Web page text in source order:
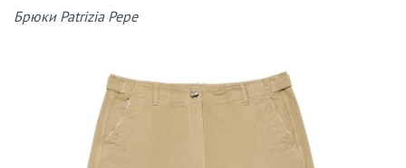
Брюки Patrizia Pepe